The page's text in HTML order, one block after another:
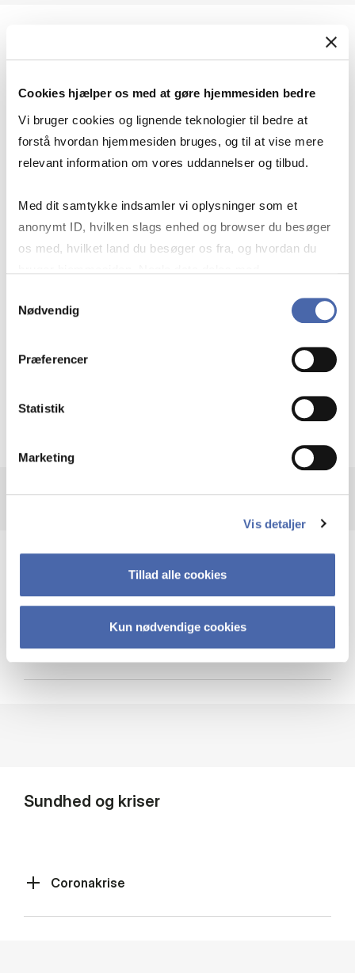
Cookies hjælper os med at gøre hjemmesiden bedre
Vi bruger cookies og lignende teknologier til bedre at
forstå hvordan hjemmesiden bruges, og til at vise mere
relevant information om vores uddannelser og tilbud.
Med dit samtykke indsamler vi oplysninger som et
anonymt ID, hvilken slags enhed og browser du besøger
os med, hvilket land du besøger os fra, og hvordan du
markedsføring. Du bestemmer selv - og kan altid trække
Nødvendig
Præferencer
Statistik
Marketing
Vis detaljer
Tillad alle cookies
Kun nødvendige cookies
Geopolitik og businesssikkerhed
navigerer man som virksomhed?
Krigen i Ukraine
Cybersikkerhed
Sundhed og kriser
Coronakrise